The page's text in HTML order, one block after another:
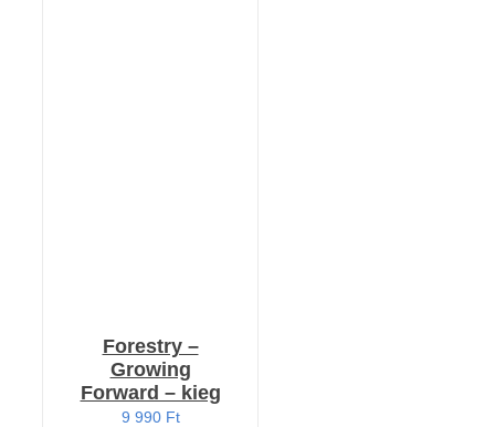
Forestry –
Growing
Forward – kieg
9 990 Ft